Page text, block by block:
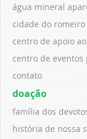
água mineral
cidade do romeiro
centro de apoio
centro de eventos
contato
doação
família dos
história de nossa